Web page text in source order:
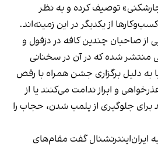
توصیف کرده و به نظر
از یکدیگر در این زمینه‌اند.
از صاحبان چندین کافه در دزفول و
منتشر شده که در آن در سخنانی
به دلیل برگزاری جشن همراه با رقص
و ابراز ندامت می‌کنند یا از
جلوگیری از پلمب شدن، حجاب را
ایران‌اینترنشنال گفت مقام‌های